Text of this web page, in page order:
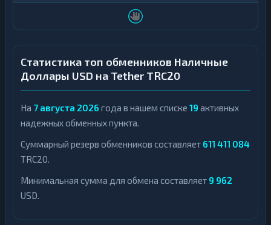
Статистика топ обменников Наличные
Доллары USD на Tether TRC20
На 7 августа 2026 года в нашем списке 19 активных
надежных обменных пункта.
Суммарный резерв обменников составляет 611 411 084
TRC20.
Минимальная сумма для обмена составляет 9 962
USD.